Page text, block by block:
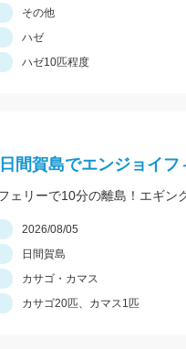
その他
ハゼ
ハゼ10匹程度
間賀島でエンジョイ
2026/08/05
日間賀島
カサゴ・カマス
カサゴ20匹、カマス1匹